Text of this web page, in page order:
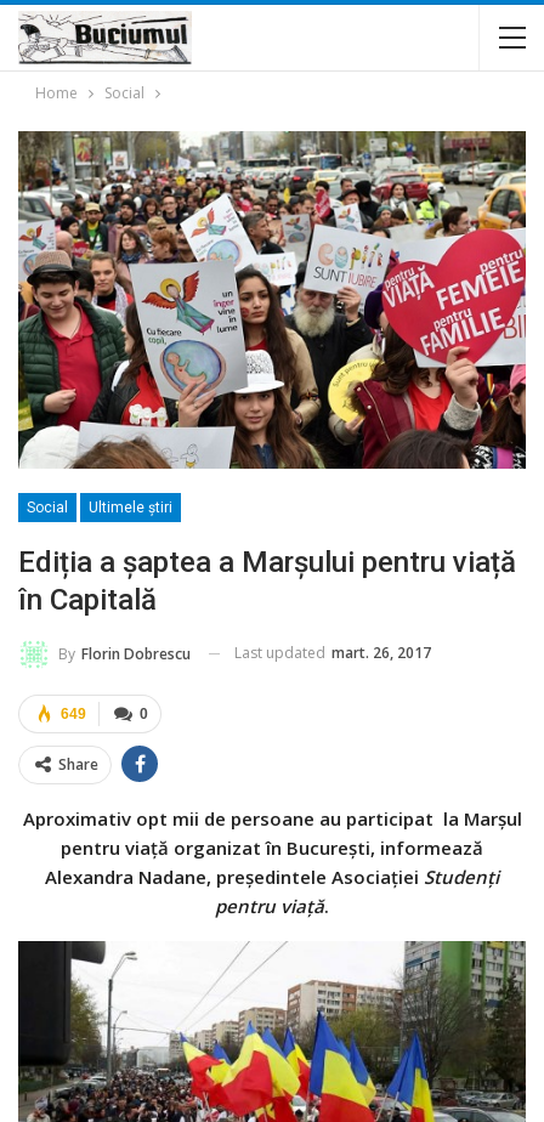
Home Social
Social Ultimele ştiri
Ediția a șaptea a Marșului pentru viață
în Capitală
By Florin Dobrescu Last updated mart. 26, 2017
0
649
Share
Aproximativ opt mii de persoane au participat la Marșul
pentru viață organizat în București, informează
Alexandra Nadane, preşedintele Asociaţiei Studenți
pentru viață.